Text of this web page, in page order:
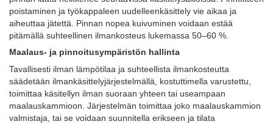
poistaminen ja työkappaleen uudelleenkäsittely vie aikaa ja
aiheuttaa jätettä. Pinnan nopea kuivuminen voidaan estää
pitämällä suhteellinen ilmankosteus lukemassa 50–60 %.
Maalaus- ja pinnoitusympäristön hallinta
Tavallisesti ilman lämpötilaa ja suhteellista ilmankosteutta
säädetään ilmankäsittelyjärjestelmällä, kostuttimella varustettu,
toimittaa käsitellyn ilman suoraan yhteen tai useampaan
maalauskammioon. Järjestelmän toimittaa joko maalauskammion
valmistaja, tai se voidaan suunnitella erikseen ja tilata